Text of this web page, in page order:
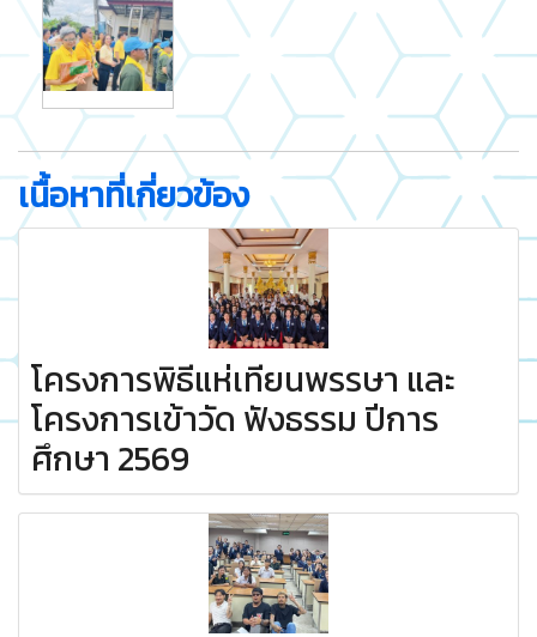
เนื้อหาที่เกี่ยวข้อง
โครงการพิธีแห่เทียนพรรษา และ
โครงการเข้าวัด ฟังธรรม ปีการ
ศึกษา 2569